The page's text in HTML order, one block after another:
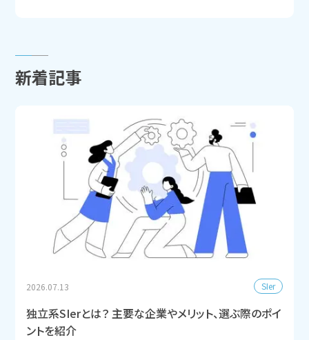
新着記事
2026.07.13 SIer
独立系SIerとは？ 主要な企業やメリット、選ぶ際のポイ
ントを紹介